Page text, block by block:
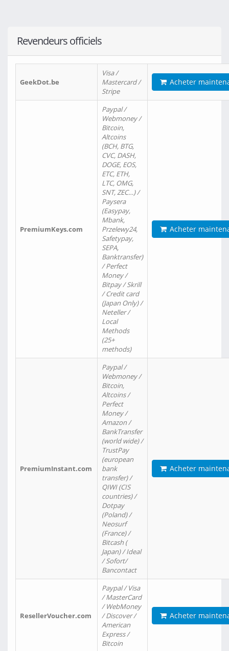
Revendeurs officiels
GeekDot.be
Visa /
Mastercard /
Stripe
Acheter
PremiumKeys.com
Paypal /
Webmoney /
Bitcoin,
Altcoins
(BCH, BTG,
CVC, DASH,
DOGE, EOS,
ETC, ETH,
LTC, OMG,
SNT, ZEC…) /
Paysera
(Easypay,
Mbank,
Przelewy24,
Safetypay,
SEPA,
Banktransfer)
/ Perfect
Money /
Bitpay / Skrill
/ Credit card
(Japan Only) /
Neteller /
Local
Methods
(25+
methods)
Acheter
PremiumInstant.com
Paypal /
Webmoney /
Bitcoin,
Altcoins /
Perfect
Money /
Amazon /
BankTransfer
(world wide) /
TrustPay
(european
bank
transfer) /
QIWI (CIS
countries) /
Dotpay
(Poland) /
Neosurf
(France) /
Bitcash (
Japan) / Ideal
/ Sofort/
Bancontact
Acheter
ResellerVoucher.com
Paypal / Visa
/ MasterCard
/ WebMoney
/ Discover /
American
Express /
Bitcoin
Acheter